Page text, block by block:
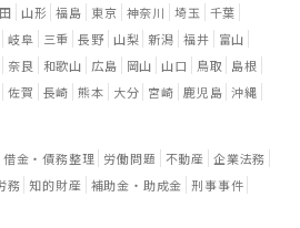
山形 福島 東京 神奈川 埼玉
千葉
岐阜 三重 長野 山梨 新潟 福井
富山
奈良 和歌山 広島 岡山 山口 鳥取
島根
佐賀 長崎 熊本 大分 宮崎 鹿児島 沖縄
借金・債務整理 労働問題 不動産 企業法務
務 知的財産 補助金・助成金 刑事事件